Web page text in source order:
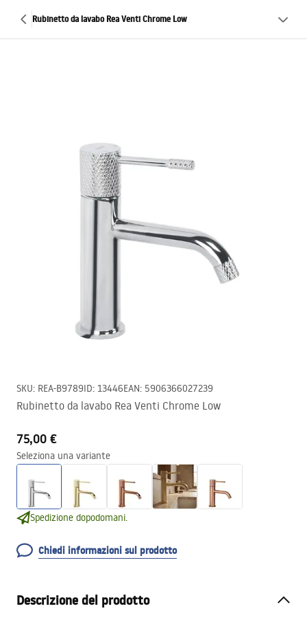
Rubinetto da lavabo Rea Venti Chrome Low
SKU: REA-B9789ID: 13446EAN: 5906366027239
Rubinetto da lavabo Rea Venti Chrome Low
75,00 €
Seleziona una variante
Spedizione dopodomani.
Chiedi informazioni sul prodotto
Descrizione del prodotto